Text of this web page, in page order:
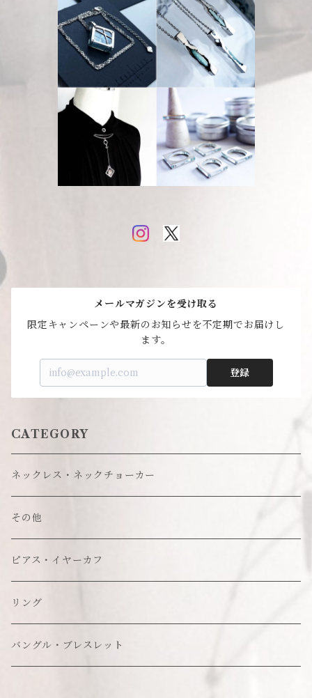
メールマガジンを受け取る
限定キャンペーンや最新のお知らせを不定期でお届けし
登録
CATEGORY
ネックレス・ネックチョーカー
その他
ピアス・イヤーカフ
リング
バングル・ブレスレット